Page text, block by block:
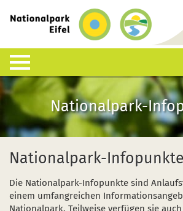
Lebensraum Nationalpark
Was ist ein Nationalpark?
Besondere Tiere und Pflanzen
Artenliste
Lebensräume
Nationalpark erleben
Veranstaltungen
Aktuelles
Geführte Wanderungen
Auf eigene Faust
Infohäuser & Einrichtungen
Nationalpark-Zentrum Eifel
Nationalpark-Tore
Nationalpark-Infopunkte
Wildniswerkstatt Düttling
Anreise & Unterkunft
Anreise
Nationalpark-Gastgeber
Arrangements & Pauschalen
GästeCard
Infothek
Pressemitteilungen
Sozioökonomisches Monitoring
Downloads
Motorradfahrende
Nationalpark-
Nationalpark-Infopunkte
Die Nationalpark-Infopunkte sind
einem umfangreichen
Nationalpark. Teilweise verfügen sie